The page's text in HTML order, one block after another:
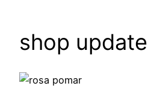
shop update